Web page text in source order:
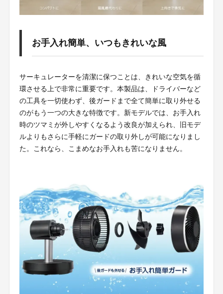
お手入れ簡単、いつもきれいな風
サーキュレーターを清潔に保つことは、きれいな空気を循
環させる上で非常に重要です。本製品は、ドライバーなど
の工具を一切使わず、後ガードまで全て簡単に取り外せる
のがもう一つの大きな特徴です。新モデルでは、お手入れ
時のツマミが外しやすくなるよう改良が加えられ、旧モデ
ルよりもさらに手軽にガードの取り外しが可能になりまし
た。これなら、こまめなお手入れも苦になりません。